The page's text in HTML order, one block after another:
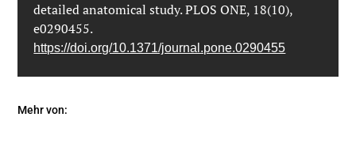
detailed anatomical study. PLOS ONE, 18(10),
e0290455.
https://doi.org/10.1371/journal.pone.0290455
Mehr von: